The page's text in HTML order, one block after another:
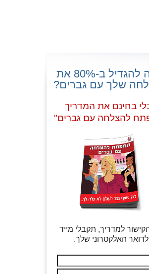
רוצה להגדיל ב-80% את
שלך עם גברים?
בחינם את המדריך
להצלחה עם גברים"
למדריך, תקבלי מייד
לדואר האלקטרוני שלך.